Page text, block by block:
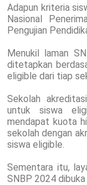
Adapun kriteria
Nasional
Pengujian
Menukil laman
ditetapkan
eligible dari tiap
Sekolah
untuk siswa
mendapat kuota
sekolah dengan
siswa eligible.
Sementara itu,
SNBP 2024 dibuka